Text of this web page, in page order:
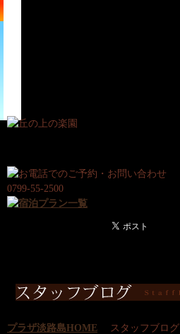
プラザ淡路島HOME スタッフブログ